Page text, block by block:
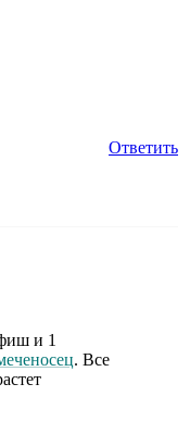
Ответить
и 1
. Все